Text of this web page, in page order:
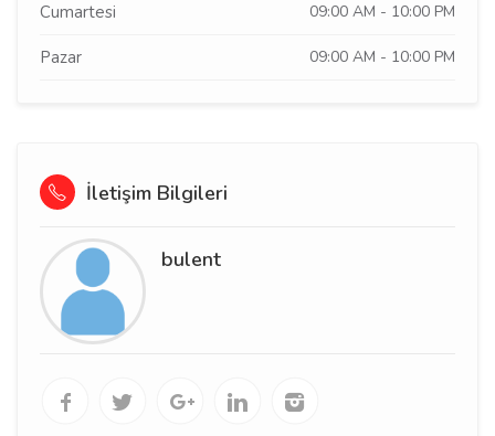
Cumartesi 09:00 AM - 10:00 PM
Pazar 09:00 AM - 10:00 PM
İletişim Bilgileri
bulent